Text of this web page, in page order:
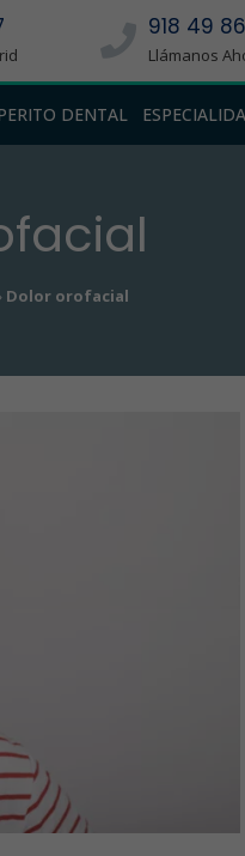
918 49
Llámanos
DENTAL
Dolor orofacial